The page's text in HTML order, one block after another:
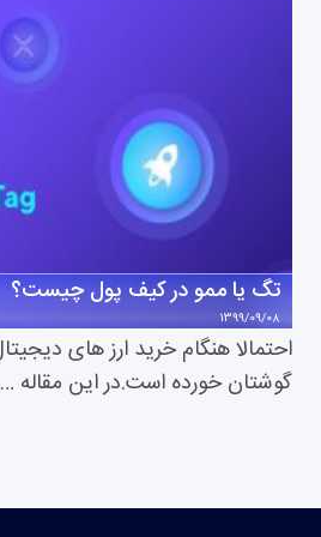
تگ یا ممو در کیف پول چیست؟
1399/09/08
گوشتان خورده است.در این مقاله …